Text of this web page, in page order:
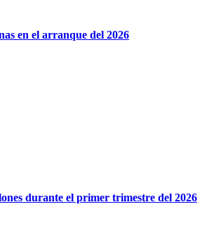
en el arranque del 2026
durante el primer trimestre del 2026